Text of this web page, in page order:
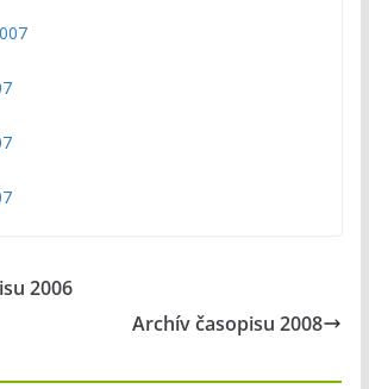
2006
Archív časopisu 2008